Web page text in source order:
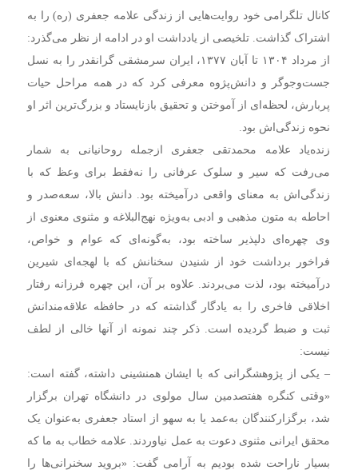
کانال تلگرامی خود روایت‌هایی از زندگی علامه جعفری (ره) را به
اشتراک گذاشت. تلخیصی از یادداشت او در ادامه از نظر می‌گذرد:
از مرداد ۱۳۰۴ تا آبان ۱۳۷۷، ایران سرمشقی گرا‌نقدر را به نسل
جست‌وجوگر و دانش‌پژوه معرفی کرد که در همه مراحل حیات
پربارش، لحظه‌ای از آموختن و تحقیق بازنایستاد و بزرگ‌ترین اثر او
نحوه زندگی‌اش بود.
زنده‌یاد علامه محمدتقی جعفری ازجمله روحانیانی به شمار
می‌رفت که سیر و سلوک عرفانی را نه‌فقط برای وعظ که با
زندگی‌اش به معنای واقعی درآمیخته بود. دانش بالا، سعه‌صدر و
احاطه به متون مذهبی و ادبی به‌ویژه نهج‌البلاغه و مثنوی معنوی از
وی چهره‌ای دلپذیر ساخته بود، به‌گونه‌ای که عوام و خواص،
فراخور برداشت خود از شنیدن سخنانش که با لهجه‌ای شیرین
درآمیخته بود، لذت می‌بردند. علاوه بر آن، این چهره فرزانه رفتار
اخلاقی فاخری را به یادگار گذاشته که در حافظه علاقه‌مندانش
ثبت و ضبط گردیده است. ذکر چند نمونه از آنها خالی از لطف
نیست:
– یکی از پژوهشگرانی که با ایشان همنشینی داشته، گفته است:
«وقتی کنگره هفتصدمین سال مولوی در دانشگاه تهران برگزار
شد، برگزارکنندگان به‌عمد یا به سهو از استاد جعفری به‌عنوان یک
محقق ایرانی مثنوی دعوت به عمل نیاوردند. علامه خطاب به ما که
بسیار ناراحت شده بودیم به آرامی گفت: «بروید سخنرانی‌ها را